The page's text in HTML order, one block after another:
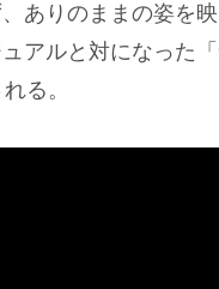
ありのままの姿を
アルと対になった
る。